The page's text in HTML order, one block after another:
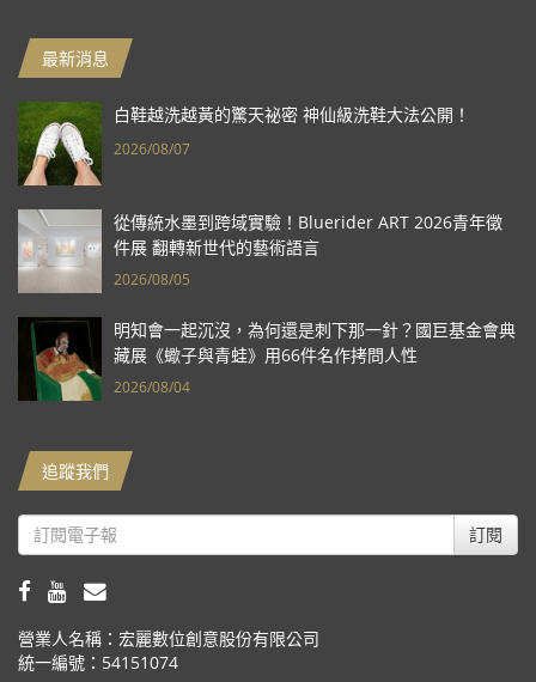
最新消息
白鞋越洗越黃的驚天祕密 神仙級洗鞋大法公開！
2026/08/07
從傳統水墨到跨域實驗！Bluerider ART 2026青年徵
件展 翻轉新世代的藝術語言
2026/08/05
明知會一起沉沒，為何還是刺下那一針？國巨基金會典
藏展《蠍子與青蛙》用66件名作拷問人性
2026/08/04
追蹤我們
訂閱
營業人名稱：宏麗數位創意股份有限公司
統一編號：54151074